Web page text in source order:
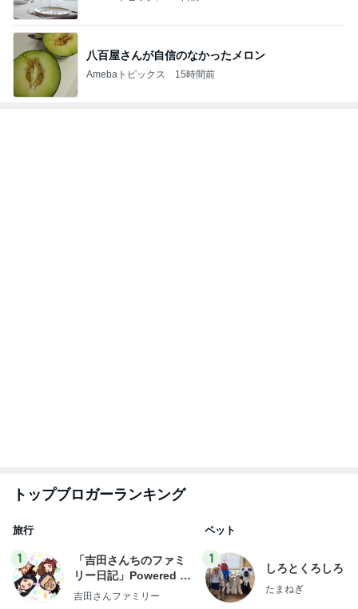
八百屋さんが自信のなかったメロン
Amebaトピックス 15時間前
トップブロガーランキング
旅行
1
「吉田さんちのファミ
リー日記」Powered b
y Ameba 吉田さんファ
吉田さんファミリー
ペット
1
しろとくろしろ
たまねぎ